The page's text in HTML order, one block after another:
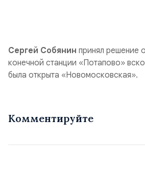
Сергей Собянин принял решение
конечной станции «Потапово»
была открыта
Комментируйте